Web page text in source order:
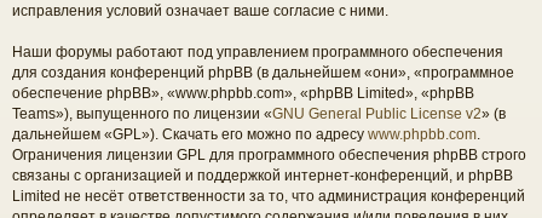
исправления условий означает ваше согласие с ними.
Наши форумы работают под управлением программного обеспечения
для создания конференций phpBB (в дальнейшем «они», «программное
обеспечение phpBB», «www.phpbb.com», «phpBB Limited», «phpBB
Teams»), выпущенного по лицензии «GNU General Public License v2» (в
дальнейшем «GPL»). Скачать его можно по адресу www.phpbb.com
Ограничения лицензии GPL для программного обеспечения phpBB строго
связаны с организацией и поддержкой интернет-конференций, и phpBB
Limited не несёт ответственности за то, что администрация конференций